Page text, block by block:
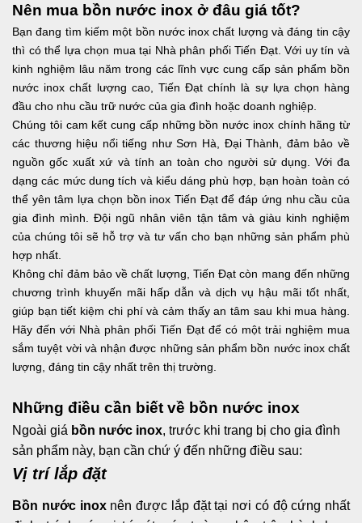
Nên mua bồn nước inox ở đâu giá tốt?
Bạn đang tìm kiếm một bồn nước inox chất lượng và đáng tin cậy
thì có thể lựa chọn mua tại Nhà phân phối Tiến Đạt. Với uy tín và
kinh nghiệm lâu năm trong các lĩnh vực cung cấp sản phẩm bồn
nước inox chất lượng cao, Tiến Đạt chính là sự lựa chọn hàng
đầu cho nhu cầu trữ nước của gia đình hoặc doanh nghiệp.
Chúng tôi cam kết cung cấp những bồn nước inox chính hãng từ
các thương hiệu nổi tiếng như Sơn Hà, Đại Thành, đảm bảo về
nguồn gốc xuất xứ và tính an toàn cho người sử dụng. Với đa
dạng các mức dung tích và kiểu dáng phù hợp, bạn hoàn toàn có
thể yên tâm lựa chọn bồn inox Tiến Đạt để đáp ứng nhu cầu của
gia đình mình. Đội ngũ nhân viên tận tâm và giàu kinh nghiệm
của chúng tôi sẽ hỗ trợ và tư vấn cho bạn những sản phẩm phù
hợp nhất.
Không chỉ đảm bảo về chất lượng, Tiến Đạt còn mang đến những
chương trình khuyến mãi hấp dẫn và dịch vụ hậu mãi tốt nhất,
giúp bạn tiết kiệm chi phí và cảm thấy an tâm sau khi mua hàng.
Hãy đến với Nhà phân phối Tiến Đạt để có một trải nghiệm mua
sắm tuyệt vời và nhận được những sản phẩm bồn nước inox chất
lượng, đáng tin cậy nhất trên thị trường.
Những điều cần biết về bồn nước inox
Ngoài giá bồn nước inox, trước khi trang bị cho gia đình
sản phẩm này, bạn cần chứ ý đến những điều sau:
Vị trí lắp đặt
Bồn nước inoxnên được lắp đặt tại nơi có độ cứng nhất